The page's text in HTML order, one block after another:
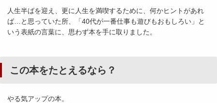
人生半ばを迎え、更に人生を満喫するために、何かヒントがあれ
ば…と思っていた所、「40代が一番仕事も遊びもおもしろい」と
いう表紙の言葉に、思わず本を手に取りました。
この本をたとえるなら？
やる気アップの本。